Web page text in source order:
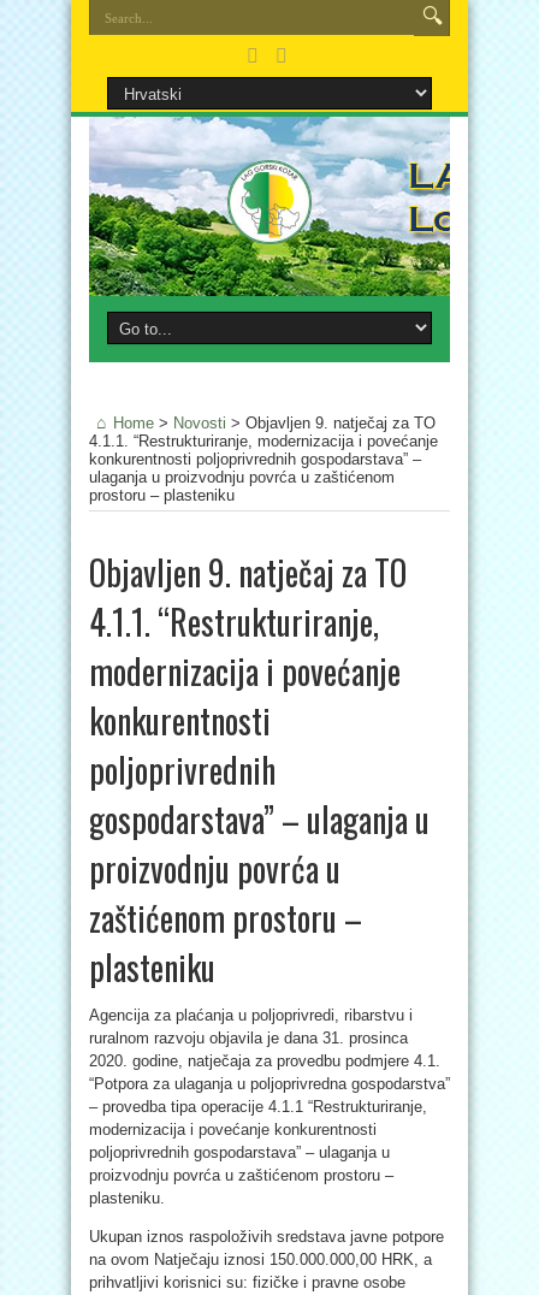
Home > Novosti > Objavljen 9. natječaj za TO
4.1.1. “Restrukturiranje, modernizacija i povećanje
konkurentnosti poljoprivrednih gospodarstava” –
ulaganja u proizvodnju povrća u zaštićenom
prostoru – plasteniku
Objavljen 9. natječaj za TO
4.1.1. “Restrukturiranje,
modernizacija i povećanje
konkurentnosti
poljoprivrednih
gospodarstava” – ulaganja u
proizvodnju povrća u
zaštićenom prostoru –
plasteniku
Agencija za plaćanja u poljoprivredi, ribarstvu i
ruralnom razvoju objavila je dana 31. prosinca
2020. godine, natječaja za provedbu podmjere 4.1.
“Potpora za ulaganja u poljoprivredna gospodarstva”
– provedba tipa operacije 4.1.1 “Restrukturiranje,
modernizacija i povećanje konkurentnosti
poljoprivrednih gospodarstava” – ulaganja u
proizvodnju povrća u zaštićenom prostoru –
plasteniku.
Ukupan iznos raspoloživih sredstava javne potpore
na ovom Natječaju iznosi 150.000.000,00 HRK, a
prihvatljivi korisnici su: fizičke i pravne osobe